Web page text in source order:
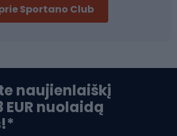
sportui
Sportano Club
naujienlaiškį
nuolaidą